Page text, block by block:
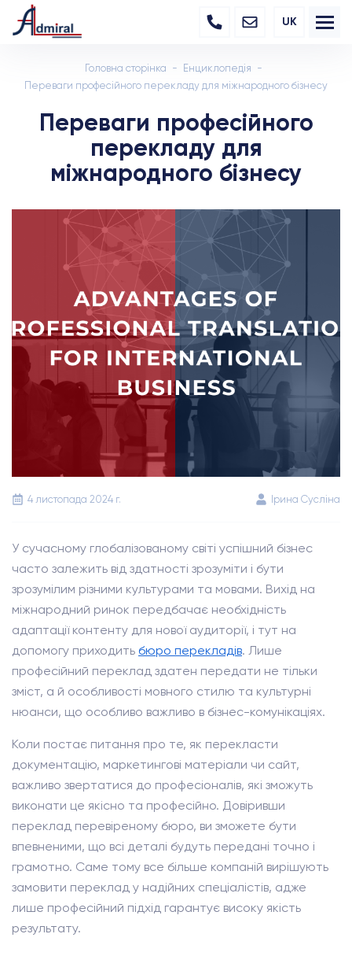
UK
Головна сторінка
Енциклопедія
Переваги професійного перекладу для міжнародного бізнесу
Переваги професійного
перекладу для
міжнародного бізнесу
4 листопада 2024 г. Ірина Сусліна
У сучасному глобалізованому світі успішний бізнес
часто залежить від здатності зрозуміти і бути
зрозумілим різними культурами та мовами. Вихід на
міжнародний ринок передбачає необхідність
адаптації контенту для нової аудиторії, і тут на
допомогу приходить бюро перекладів. Лише
професійний переклад здатен передати не тільки
зміст, а й особливості мовного стилю та культурні
нюанси, що особливо важливо в бізнес-комунікаціях.
Коли постає питання про те, як перекласти
документацію, маркетингові матеріали чи сайт,
важливо звертатися до професіоналів, які зможуть
виконати це якісно та професійно. Довіривши
переклад перевіреному бюро, ви зможете бути
впевненими, що всі деталі будуть передані точно і
грамотно. Саме тому все більше компаній вирішують
замовити переклад у надійних спеціалістів, адже
лише професійний підхід гарантує високу якість
результату.